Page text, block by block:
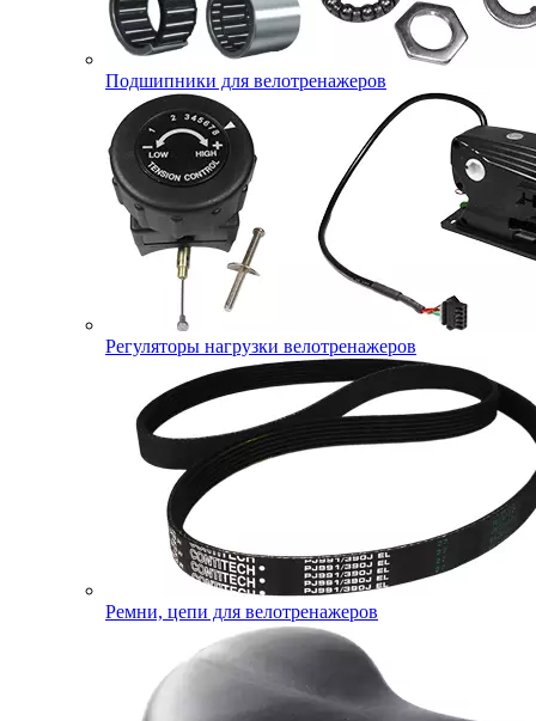
Подшипники для велотренажеров
Регуляторы нагрузки велотренажеров
Ремни, цепи для велотренажеров